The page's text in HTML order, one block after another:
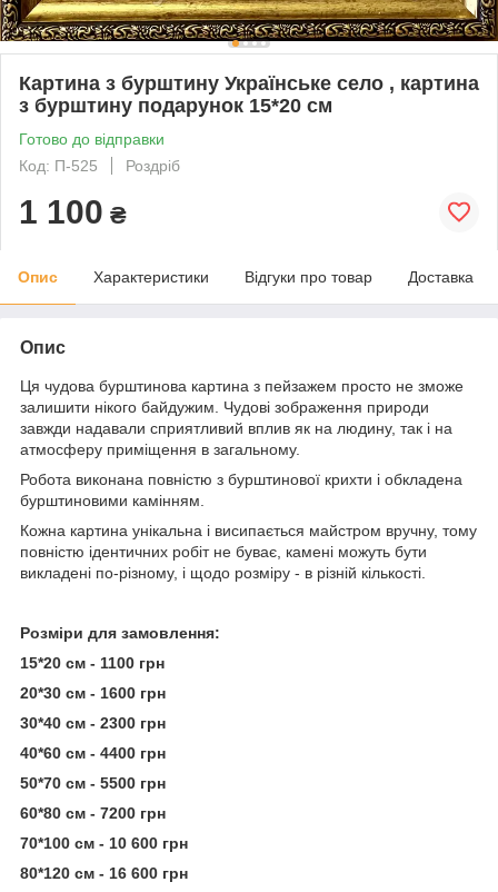
Картина з бурштину Українське село , картина
з бурштину подарунок 15*20 см
Готово до відправки
Код: П-525
Роздріб
1 100 ₴
Опис Характеристики Відгуки про товар Доставка
Опис
Ця чудова бурштинова картина з пейзажем просто не зможе
залишити нікого байдужим. Чудові зображення природи
завжди надавали сприятливий вплив як на людину, так і на
атмосферу приміщення в загальному.
Робота виконана повністю з бурштинової крихти і обкладена
бурштиновими камінням.
Кожна картина унікальна і висипається майстром вручну, тому
повністю ідентичних робіт не буває, камені можуть бути
викладені по-різному, і щодо розміру - в різній кількості.
Розміри для замовлення:
15*20 см - 1100 грн
20*30 см - 1600 грн
30*40 см - 2300 грн
40*60 см - 4400 грн
50*70 см - 5500 грн
60*80 см - 7200 грн
70*100 см - 10 600 грн
80*120 см - 16 600 грн